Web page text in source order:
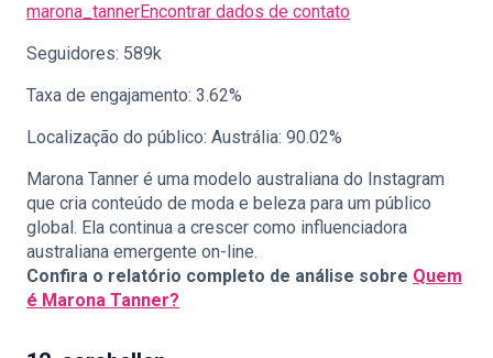
marona_tannerEncontrar dados de contato
Seguidores: 589k
Taxa de engajamento: 3.62%
Localização do público: Austrália: 90.02%
Marona Tanner é uma modelo australiana do Instagram
que cria conteúdo de moda e beleza para um público
global. Ela continua a crescer como influenciadora
australiana emergente on-line.
Confira o relatório completo de análise sobre Quem
é Marona Tanner?